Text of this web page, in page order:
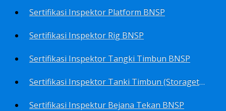
Sertifikasi Inspektor Platform BNSP
Sertifikasi Inspektor Rig BNSP
Sertifikasi Inspektor Tangki Timbun BNSP
Sertifikasi Inspektor Tanki Timbun (Storagetank Inspector) BNSP
Sertifikasi Inspektur Bejana Tekan BNSP